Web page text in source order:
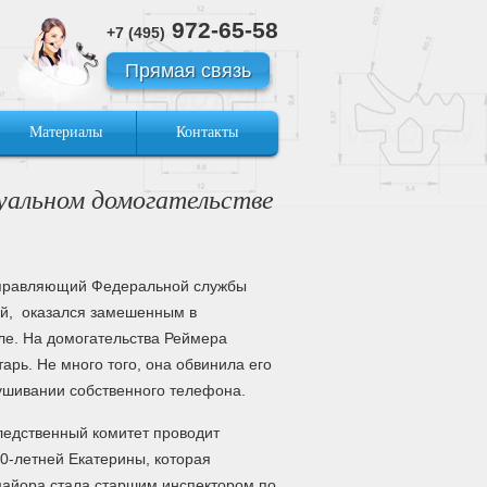
+7 (495) 972-65-58
Прямая связь
Материалы Контакты
домогательстве
Федеральной службы
оказался замешенным в
На домогательства Реймера
Не много того, она обвинила его
собственного телефона.
комитет проводит
летней Екатерины, которая